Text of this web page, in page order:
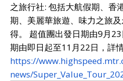
之旅行社: 包括大航假期、香
期、美麗華旅遊、味力之旅
得。 超值團出發日期由9月
期由即日起至11月22日，詳
https://
news/